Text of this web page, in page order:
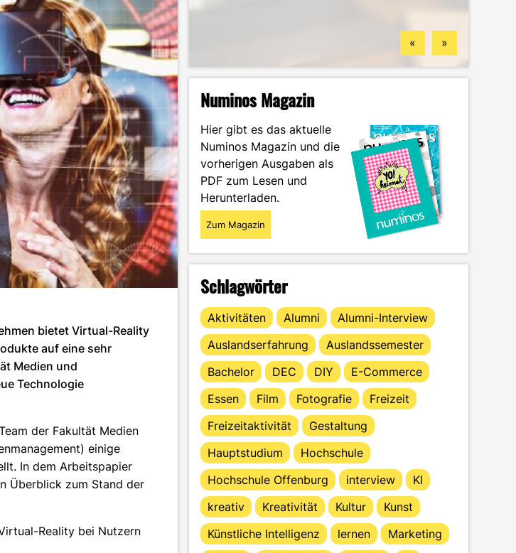
bietet Virtual-Reality
auf eine sehr
Medien und
Technologie
der Fakultät Medien
einige
In dem Arbeitspapier
Überblick zum Stand der
Reality bei Nutzern
« »
Numinos Magazin
Hier gibt es das aktuelle
Numinos Magazin und die
vorherigen Ausgaben als
PDF zum Lesen und
Herunterladen.
Zum Magazin
Schlagwörter
Aktivitäten Alumni
Alumni-Interview
Auslandserfahrung
Auslandssemester
Bachelor
DEC DIY
E-Commerce
Essen
Film Fotografie
Freizeit
Freizeitaktivität
Gestaltung
Hauptstudium
Hochschule
Hochschule Offenburg
interview
KI
kreativ
Kreativität Kultur
Kunst
Künstliche Intelligenz
lernen
Marketing